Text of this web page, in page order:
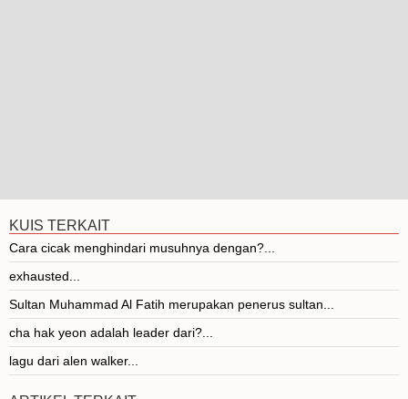
KUIS TERKAIT
Cara cicak menghindari musuhnya dengan?...
exhausted...
Sultan Muhammad Al Fatih merupakan penerus sultan...
cha hak yeon adalah leader dari?...
lagu dari alen walker...